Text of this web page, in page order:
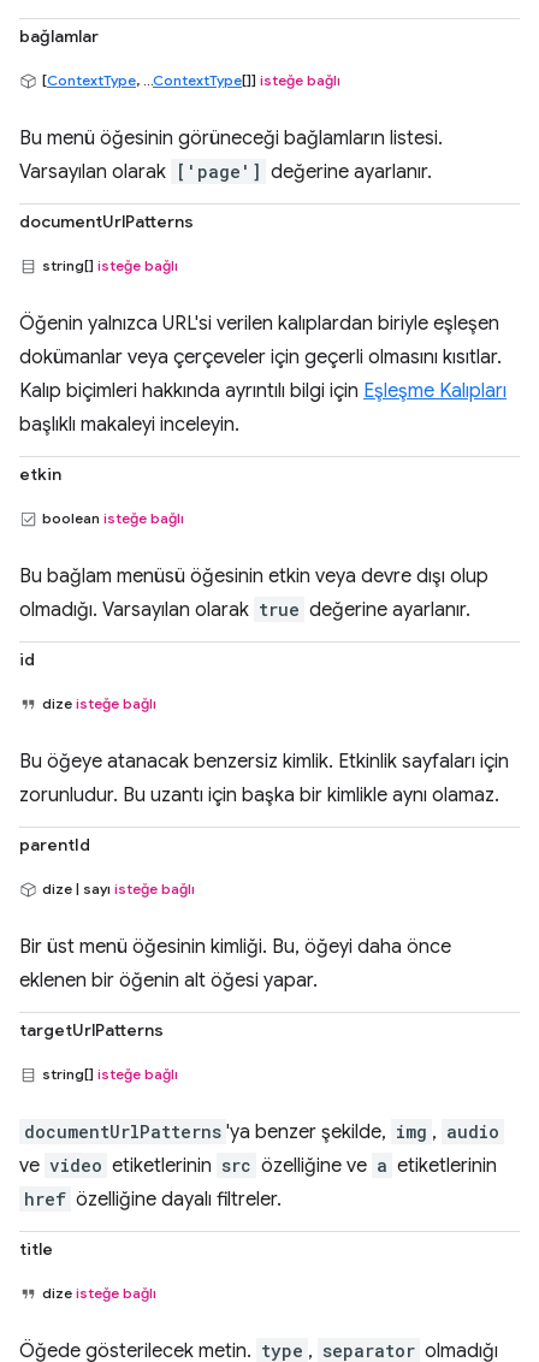
bağlamlar
[ContextType, ...ContextType[]] isteğe bağlı
Bu menü öğesinin görüneceği bağlamların listesi.
Varsayılan olarak ['page'] değerine ayarlanır.
documentUrlPatterns
string[] isteğe bağlı
Öğenin yalnızca URL'si verilen kalıplardan biriyle eşleşen
dokümanlar veya çerçeveler için geçerli olmasını kısıtlar.
Kalıp biçimleri hakkında ayrıntılı bilgi için Eşleşme Kalıpları
başlıklı makaleyi inceleyin.
etkin
boolean isteğe bağlı
Bu bağlam menüsü öğesinin etkin veya devre dışı olup
olmadığı. Varsayılan olarak true değerine ayarlanır.
id
dize isteğe bağlı
Bu öğeye atanacak benzersiz kimlik. Etkinlik sayfaları için
zorunludur. Bu uzantı için başka bir kimlikle aynı olamaz.
parentId
dize | sayı isteğe bağlı
Bir üst menü öğesinin kimliği. Bu, öğeyi daha önce
eklenen bir öğenin alt öğesi yapar.
targetUrlPatterns
string[] isteğe bağlı
documentUrlPatterns 'ya benzer şekilde, img , audio
ve video etiketlerinin src özelliğine ve a etiketlerinin
href özelliğine dayalı filtreler.
title
dize isteğe bağlı
Öğede gösterilecek metin. type , separator olmadığı